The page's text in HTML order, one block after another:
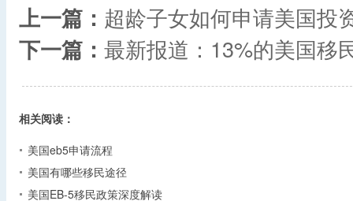
上一篇： 超龄子女如何申请美国投
下一篇： 最新报道：13%的美国移
相关阅读：
美国eb5申请流程
美国有哪些移民途径
美国EB-5移民政策深度解读